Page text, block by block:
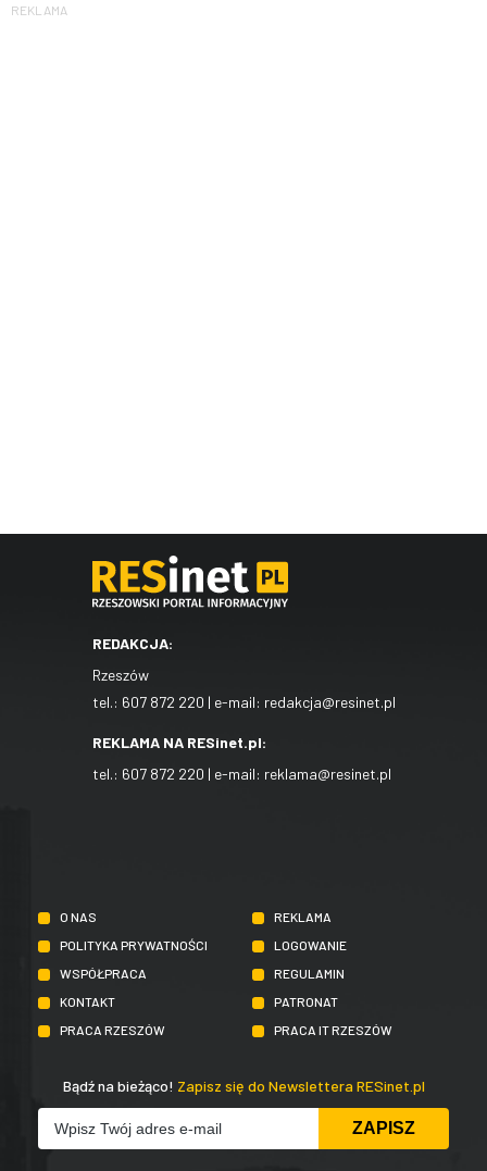
REKLAMA
REDAKCJA:
Rzeszów
tel.: 607 872 220 | e-mail: redakcja@resinet.pl
REKLAMA NA RESinet.pl:
tel.: 607 872 220 | e-mail: reklama@resinet.pl
O NAS
REKLAMA
POLITYKA PRYWATNOŚCI
LOGOWANIE
WSPÓŁPRACA
REGULAMIN
KONTAKT
PATRONAT
PRACA RZESZÓW
PRACA IT RZESZÓW
Bądź na bieżąco! Zapisz się do Newslettera RESinet.pl